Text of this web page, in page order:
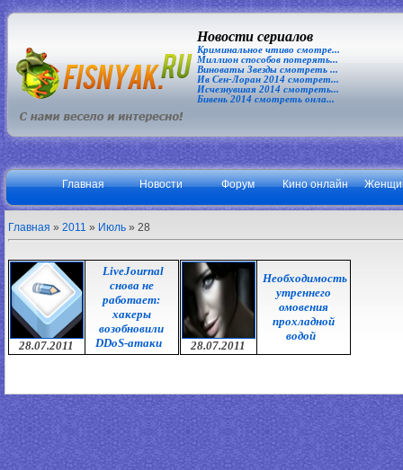
Новости сериалов
Криминальное чтиво смотре...
Миллион способов потерять...
Виноваты Звезды смотреть ...
Ив Сен-Лоран 2014 смотрет...
Исчезнувшая 2014 смотреть...
Бивень 2014 смотреть онла...
Главная Новости Форум Кино онлайн
Главная » 2011 » Июль » 28
28.07.2011
LiveJournal
снова не
работает:
хакеры
возобновили
DDoS-атаки
28.07.2011
Необходимость
утреннего
омовения
прохладной
водой